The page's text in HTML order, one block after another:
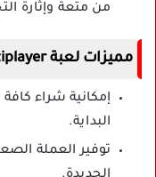
من متعة وإثارة
مميزات لعبة Parking Master Multiplayer مهكرة
إمكانية شراء
البداية.
توفير العملة